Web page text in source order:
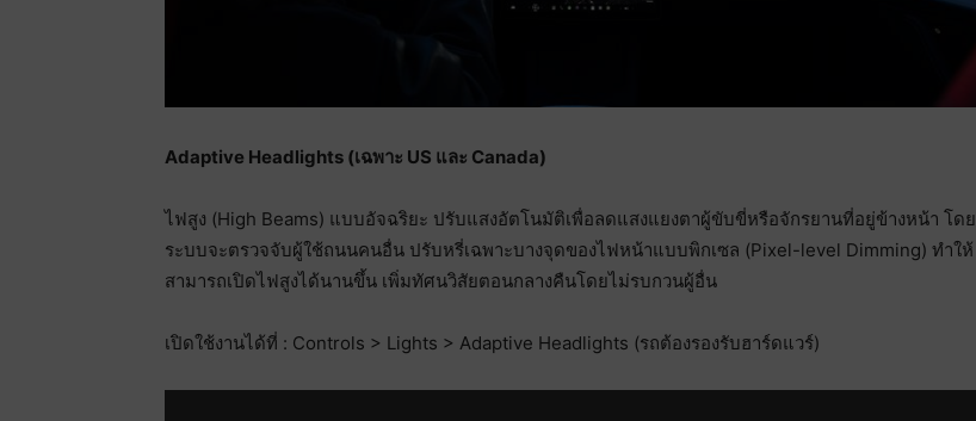
Adaptive Headlights (เฉพาะ US และ Canada)
ไฟสูง (High Beams) แบบอัจฉริยะ ปรับแสงอัตโนมัติเพื่อลดแสงแยงตาผู้ขับขี่หรือจักรยานที่อยู่ข้างหน้า โดย
ระบบจะตรวจจับผู้ใช้ถนนคนอื่น ปรับหรี่เฉพาะบางจุดของไฟหน้าแบบพิกเซล (Pixel-level Dimming) ทำให้
สามารถเปิดไฟสูงได้นานขึ้น เพิ่มทัศนวิสัยตอนกลางคืนโดยไม่รบกวนผู้อื่น
เปิดใช้งานได้ที่ : Controls > Lights > Adaptive Headlights (รถต้องรองรับฮาร์ดแวร์)